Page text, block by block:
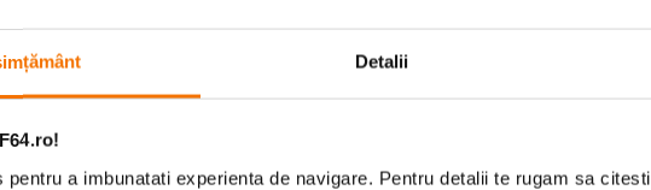
Detalii
pentru a imbunatati experienta de navigare. Pentru detalii te rugam sa citesti